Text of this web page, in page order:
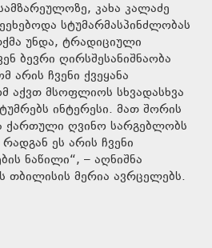
კახა კალაძე
სტუმარმასპინძლობას
უნდა, ტრადიციული
ბევრი ღირსშესანიშნაობა
არის ჩვენი ქვეყანა
აქვთ მსოფლიოს სხვადასხვა
ინტერესი. მათ შორის
ქართული ღვინო სარგებლობს
ეს არის ჩვენი
ნაწილი“, – აღნიშნა
თბილისის მერია ავრცელებს.